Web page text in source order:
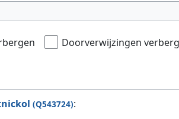
Doorverwijzingen
(Q543724):